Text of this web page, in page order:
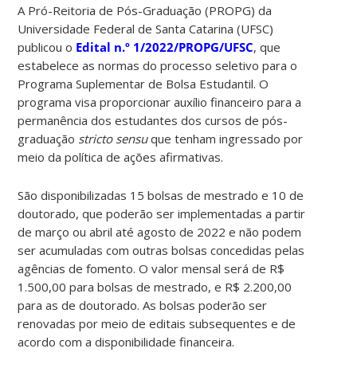
A Pró-Reitoria de Pós-Graduação (PROPG) da
Universidade Federal de Santa Catarina (UFSC)
publicou o Edital n.º 1/2022/PROPG/UFSC, que
estabelece as normas do processo seletivo para o
Programa Suplementar de Bolsa Estudantil. O
programa visa proporcionar auxílio financeiro para a
permanência dos estudantes dos cursos de pós-
graduação stricto sensuque tenham ingressado por
meio da política de ações afirmativas.
São disponibilizadas 15 bolsas de mestrado e 10 de
doutorado, que poderão ser implementadas a partir
de março ou abril até agosto de 2022 e não podem
ser acumuladas com outras bolsas concedidas pelas
agências de fomento. O valor mensal será de R$
1.500,00 para bolsas de mestrado, e R$ 2.200,00
para as de doutorado. As bolsas poderão ser
renovadas por meio de editais subsequentes e de
acordo com a disponibilidade financeira.